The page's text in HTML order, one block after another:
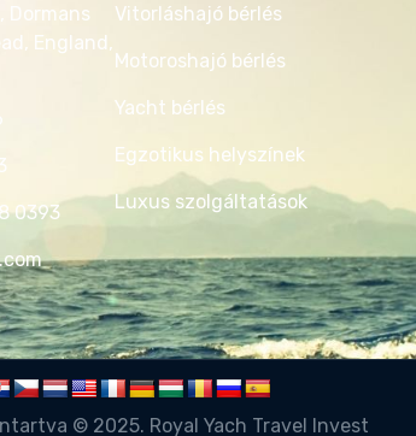
Dormans
England,
0393‬
Vitorláshajó bérlés
Motoroshajó bérlés
Yacht bérlés
Egzotikus helyszínek
Luxus szolgáltatások
© 2025. Royal Yach Travel Invest